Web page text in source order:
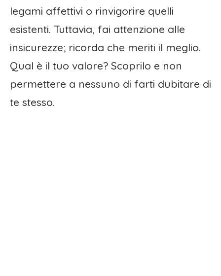
legami affettivi o rinvigorire quelli
esistenti. Tuttavia, fai attenzione alle
insicurezze; ricorda che meriti il meglio.
Qual è il tuo valore? Scoprilo e non
permettere a nessuno di farti dubitare di
te stesso.